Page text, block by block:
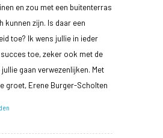
en zou met een buitenterras
kunnen zijn. Is daar een
toe? Ik wens jullie in ieder
succes toe, zeker ook met de
jullie gaan verwezenlijken. Met
groet, Erene Burger-Scholten